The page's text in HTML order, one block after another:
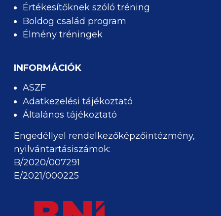
Értékesítőknek szóló tréning
Boldog család program
Élmény tréningek
INFORMÁCIÓK
ASZF
Adatkezelési tájékoztató
Általános tájékoztató
Engedéllyel rendelkezőképzőintézmény,
nyilvántartásiszámok:
B/2020/007291
E/2021/000225